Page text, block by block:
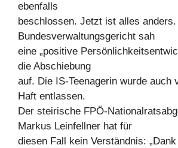
ebenfalls
beschlossen. Jetzt ist alles anders.
Bundesverwaltungsgericht sah
eine „positive
die Abschiebung
auf. Die IS-Teenagerin wurde auch
Haft entlassen.
Der steirische FPÖ-
Markus Leinfellner hat für
diesen Fall kein Verständnis: